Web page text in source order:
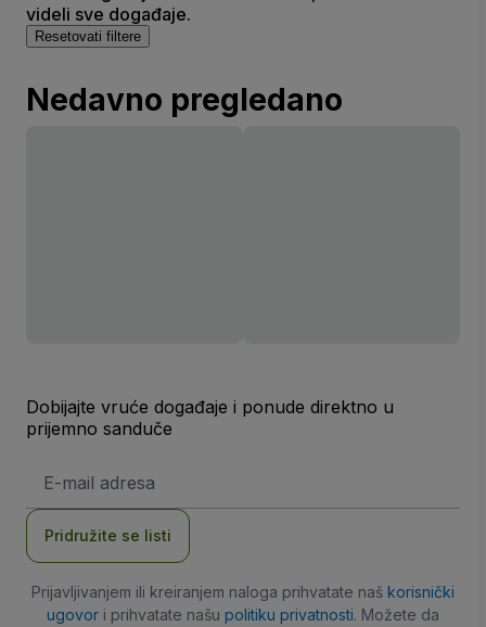
videli sve događaje.
Resetovati filtere
Nedavno pregledano
Dobijajte vruće događaje i ponude direktno u
prijemno sanduče
mail
Pridružite se listi
Prijavljivanjem ili kreiranjem naloga prihvatate naš korisnički
ugovor i prihvatate našu politiku privatnosti. Možete da